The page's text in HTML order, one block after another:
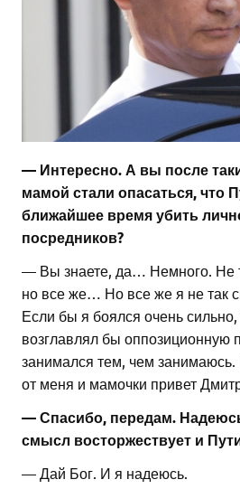
— Интересно. А вы после
мамой стали опасаться, что
ближайшее время убить
посредников?
— Вы знаете, да… Немного. Не
но все же… Но все же я не так
Если бы я боялся очень
возглавлял бы оппозиционную
занимался тем, чем занимаюсь.
от меня и мамочки привет
— Спасибо, передам.
смысл восторжествует и
— Дай Бог. И я надеюсь.